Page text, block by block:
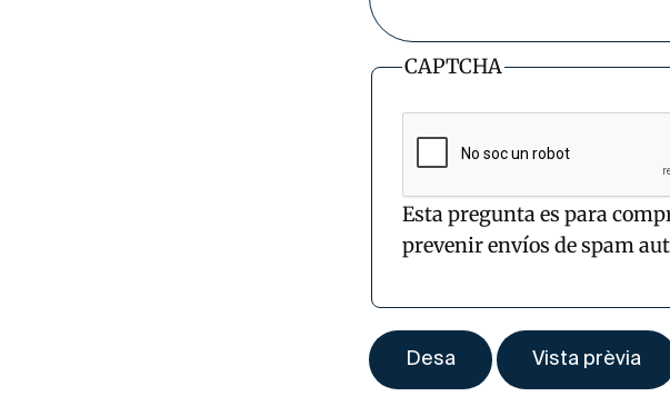
CAPTCHA
Esta pregunta es para
prevenir envíos de spam